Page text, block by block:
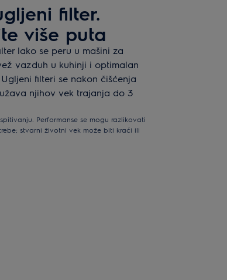
filter.
više puta
lako se peru u mašini za
vazduh u kuhinji i optimalan
filteri se nakon čišćenja
njihov vek trajanja do 3
Performanse se mogu razlikovati
stvarni životni vek može biti kraći ili